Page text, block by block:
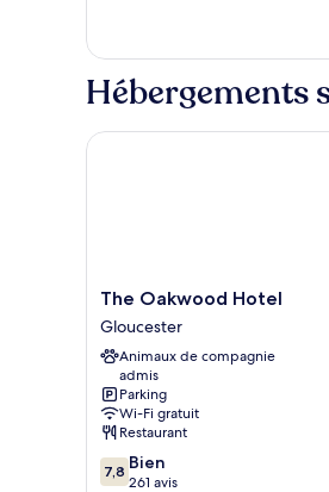
Chambre
Double
ou
lits
le
type
de
Chambre
Hébergements
The
Oakwood
Hotel
Gloucester
The Oakwood Hotel
Gloucester
Animaux de compagnie
admis
Parking
Wi-Fi gratuit
Restaurant
7.8
sur
7,8 Bien
261 avis
The Oakwood Hotel